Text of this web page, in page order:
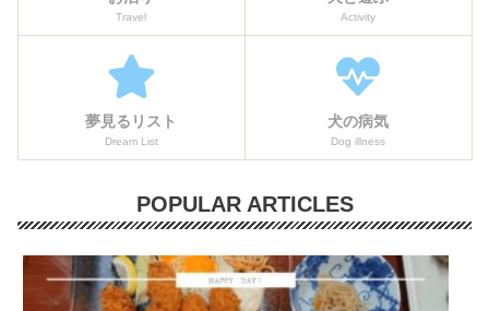
Travel Activity
夢見るリスト
Dream List
犬の病気
Dog illness
POPULAR ARTICLES